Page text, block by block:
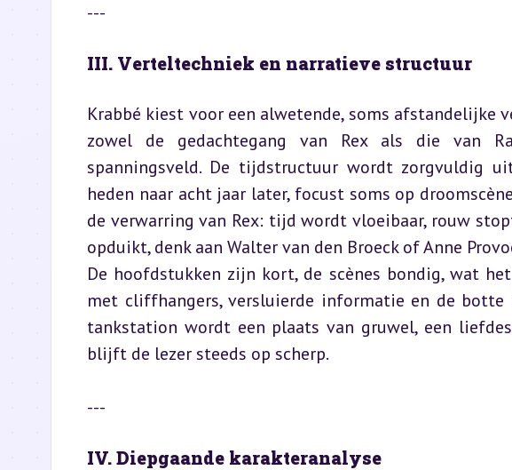
---
III. Verteltechniek en narratieve structuur
Krabbé kiest voor een alwetende, soms
zowel de gedachtegang van Rex als die van
spanningsveld. De tijdstructuur wordt zorgvuldig
heden naar acht jaar later, focust soms op
de verwarring van Rex: tijd wordt vloeibaar, rouw
opduikt, denk aan Walter van den Broeck of Anne
De hoofdstukken zijn kort, de scènes bondig, wat
met cliffhangers, versluierde informatie en de botte
tankstation wordt een plaats van gruwel, een
blijft de lezer steeds op scherp.
---
IV. Diepgaande karakteranalyse